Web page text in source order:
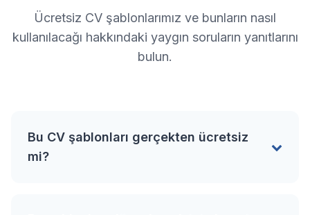
Ücretsiz CV şablonlarımız ve bunların nasıl
kullanılacağı hakkındaki yaygın soruların yanıtlarını
bulun.
Bu CV şablonları gerçekten ücretsiz
mi?